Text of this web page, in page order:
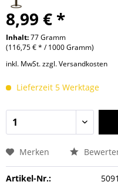
8,99 € *
Inhalt:77 Gramm
(116,75 € * / 1000 Gramm)
inkl. MwSt.zzgl. Versandkosten
Lieferzeit 5 Werktage
Merken
Artikel-Nr.: